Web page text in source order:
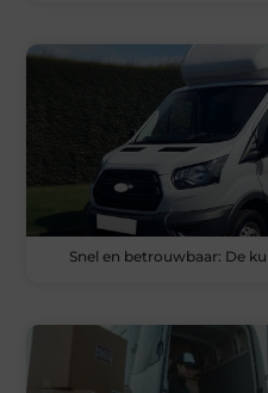
Snel en betrouwbaar: De